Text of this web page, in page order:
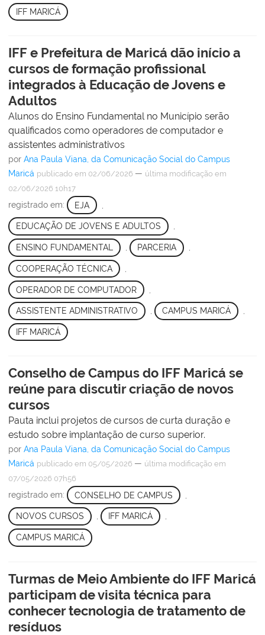
IFF MARICÁ
IFF e Prefeitura de Maricá dão início a
cursos de formação profissional
integrados à Educação de Jovens e
Adultos
Alunos do Ensino Fundamental no Município serão
qualificados como operadores de computador e
assistentes administrativos
por Ana Paula Viana, da Comunicação Social do Campus
Maricá publicado em 02/06/2026 — última modificação em
02/06/2026 10h17
registrado em: EJA
EDUCAÇÃO DE JOVENS E ADULTOS ,
ENSINO FUNDAMENTAL PARCERIA
COOPERAÇÃO TÉCNICA
OPERADOR DE COMPUTADOR
ASSISTENTE ADMINISTRATIVO , CAMPUS MARICÁ ,
IFF MARICÁ
Conselho de Campus do IFF Maricá se
reúne para discutir criação de novos
cursos
Pauta inclui projetos de cursos de curta duração e
estudo sobre implantação de curso superior.
por Ana Paula Viana, da Comunicação Social do Campus
Maricá publicado em 05/05/2026 — última modificação em
07/05/2026 07h56
registrado em: CONSELHO DE CAMPUS
NOVOS CURSOS , IFF MARICÁ ,
CAMPUS MARICÁ
Turmas de Meio Ambiente do IFF Maricá
participam de visita técnica para
conhecer tecnologia de tratamento de
resíduos